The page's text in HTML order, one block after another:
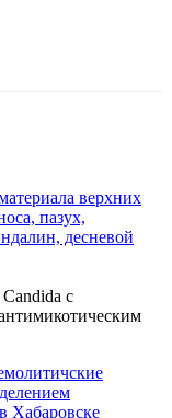
верхних
пазух,
десневой
с
Хабаровске